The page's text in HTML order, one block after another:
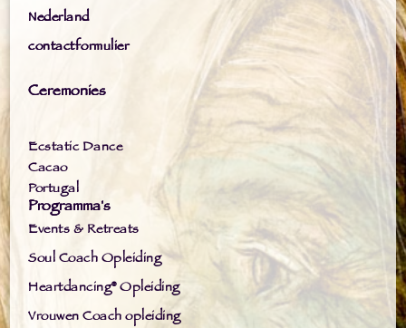
Nederland
contactformulier
Ceremonies
Ecstatic Dance
Cacao
Portugal
Programma's
Events & Retreats
Soul Coach Opleiding
Heartdancing® Opleiding
Vrouwen Coach opleiding